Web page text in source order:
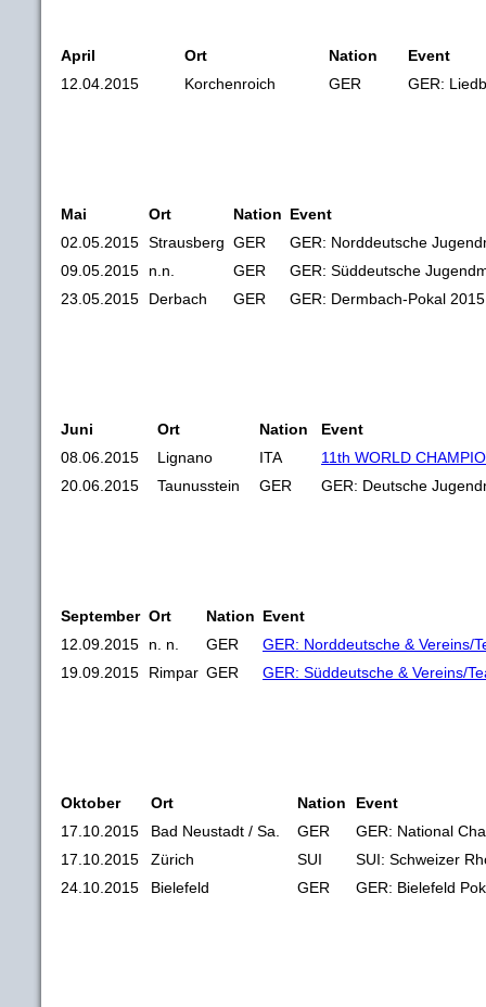
April Ort Nation
Event
12.04.2015
Korchenroich GER GER:
Mai Ort Nation Event
02.05.2015 Strausberg GER
GER: Norddeutsche
09.05.2015
n.n. GER
GER: Süddeutsche
23.05.2015
Derbach GER GER: Dermbach-Pokal 2015
Juni Ort Nation
Event
08.06.2015
Lignano ITA
11th WORLD
20.06.2015
Taunusstein GER GER: Deutsche
September Ort Nation Event
12.09.2015
n. n. GER
GER: Norddeutsche & Vereins/
19.09.2015
Rimpar GER GER: Süddeutsche & Vereins/
Oktober Ort Nation
Event
17.10.2015
Bad Neustadt / Sa. GER
GER: National
17.10.2015
Zürich SUI
SUI: Schweizer
24.10.2015
Bielefeld GER GER: Bielefeld